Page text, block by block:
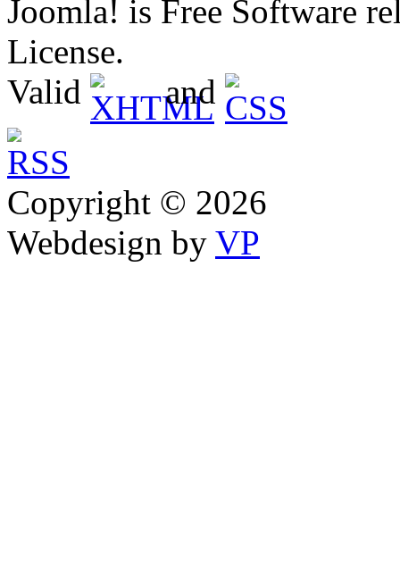
Joomla! is Free Software
License.
Valid
and
Copyright © 2026
Webdesign by VP